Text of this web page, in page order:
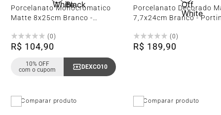
Porcelanato Monocromatico
Matte 8x25cm Branco -
Bold
(0 )
R$ 104,90
10% OFF
com o cupom
DEXCO10
Comparar produto
Porcelanato Decorado
7,7x24cm Branco -
Bold
(0 )
R$ 189,90
Comparar produto